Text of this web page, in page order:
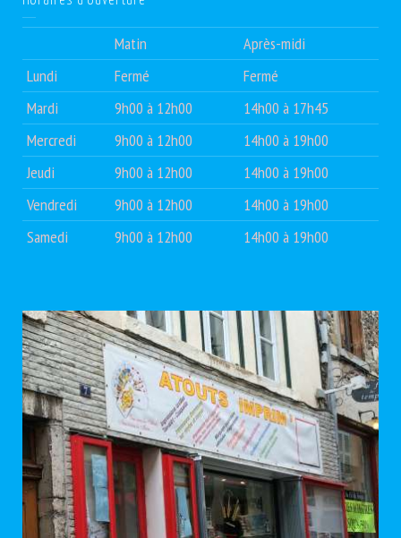
Matin
Après-midi
Lundi
Fermé
Fermé
Mardi
9h00 à 12h00
14h00 à 17h45
Mercredi
9h00 à 12h00
14h00 à 19h00
Jeudi
9h00 à 12h00
14h00 à 19h00
Vendredi
9h00 à 12h00
14h00 à 19h00
Samedi
9h00 à 12h00 14h00 à 19h00